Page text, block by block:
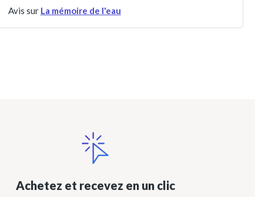
Avis sur La mémoire de l'eau
Achetez et recevez en un clic